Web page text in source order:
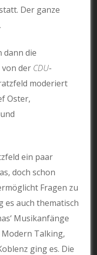
Der ganze
dann die
der CDU-
moderiert
Oster,
und
ein paar
doch schon
Fragen zu
es auch thematisch
Musikanfänge
Talking,
ging es. Die